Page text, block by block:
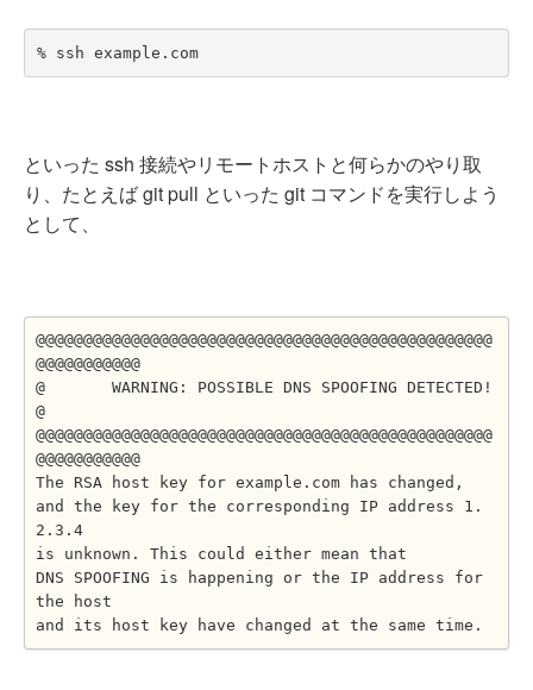
% ssh example.com
といった ssh 接続やリモートホストと何らかのやり取
り、たとえば git pull といった git コマンドを実行しよう
として、
@@@@@@@@@@@@@@@@@@@@@@@@@@@@@@@@@@@@@@@@@@@@@@@@
@@@@@@@@@@@
@       WARNING: POSSIBLE DNS SPOOFING DETECTED!
@
@@@@@@@@@@@@@@@@@@@@@@@@@@@@@@@@@@@@@@@@@@@@@@@@
@@@@@@@@@@@
The RSA host key for example.com has changed,
and the key for the corresponding IP address 1.
2.3.4
is unknown. This could either mean that
DNS SPOOFING is happening or the IP address for
the host
and its host key have changed at the same time.